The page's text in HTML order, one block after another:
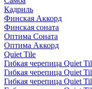
Кадриль
Финская Аккорд
Финская соната
Оптима Соната
Оптима Аккорд
Quiet Tile
Гибкая черепица Quiet
Гибкая черепица Quiet
Гибкая черепица Quiet